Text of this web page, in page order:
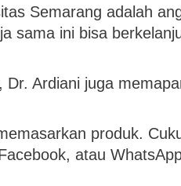
Semarang adalah
sama ini bisa
Ardiani juga
produk.
atau